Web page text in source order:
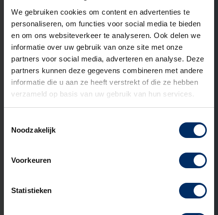
We gebruiken cookies om content en advertenties te
personaliseren, om functies voor social media te bieden
en om ons websiteverkeer te analyseren. Ook delen we
informatie over uw gebruik van onze site met onze
partners voor social media, adverteren en analyse. Deze
partners kunnen deze gegevens combineren met andere
informatie die u aan ze heeft verstrekt of die ze hebben
verzameld op basis van uw gebruik van hun services.
Noodzakelijk
Voorkeuren
Statistieken
materiaal past bij jouw project?
31 MEI 2026